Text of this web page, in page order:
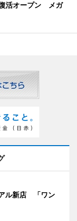
活オープン メガ
ル新店 「ワン